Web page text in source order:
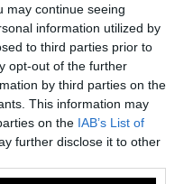
may continue seeing
information utilized by
to third parties prior to
opt-out of the further
by third parties on the
This information may
on the IAB’s List of
further disclose it to other
ο πλανήτης.
λείπουν κάποιες
της Βόρειας
2006 και τον Μάιο
ατύχημα